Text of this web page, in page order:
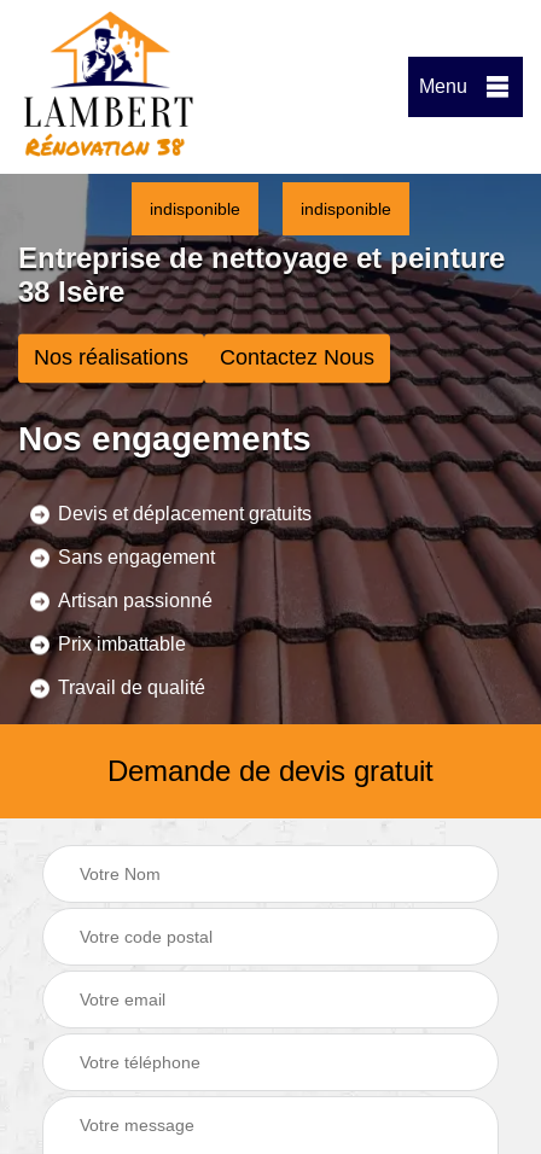
Menu
indisponible indisponible
Entreprise de nettoyage et peinture
38 Isère
Nos réalisations Contactez Nous
Nos engagements
Devis et déplacement gratuits
Sans engagement
Artisan passionné
Prix imbattable
Travail de qualité
Demande de devis gratuit